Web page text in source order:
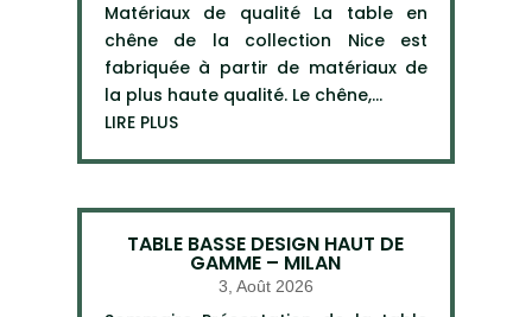
Matériaux de qualité La table en
chêne de la collection Nice est
fabriquée à partir de matériaux de
la plus haute qualité. Le chêne,...
LIRE PLUS
TABLE BASSE DESIGN HAUT DE
GAMME – MILAN
3, Août 2026